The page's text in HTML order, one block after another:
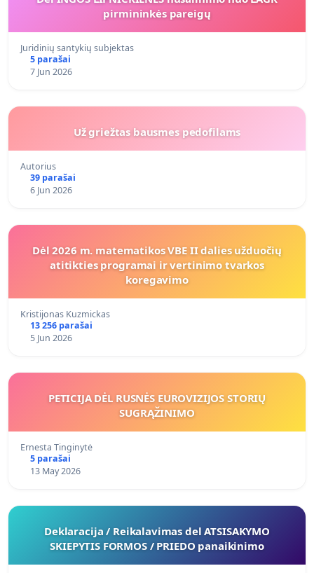
pirmininkės pareigų
Juridinių santykių subjektas
5 parašai
7 Jun 2026
Už griežtas bausmes pedofilams
Autorius
39 parašai
6 Jun 2026
Dėl 2026 m. matematikos VBE II dalies užduočių
atitikties programai ir vertinimo tvarkos
koregavimo
Kristijonas Kuzmickas
13 256 parašai
5 Jun 2026
PETICIJA DĖL RUSNĖS EUROVIZIJOS STORIŲ
SUGRĄŽINIMO
Ernesta Tinginytė
5 parašai
13 May 2026
Deklaracija / Reikalavimas del ATSISAKYMO
SKIEPYTIS FORMOS / PRIEDO panaikinimo